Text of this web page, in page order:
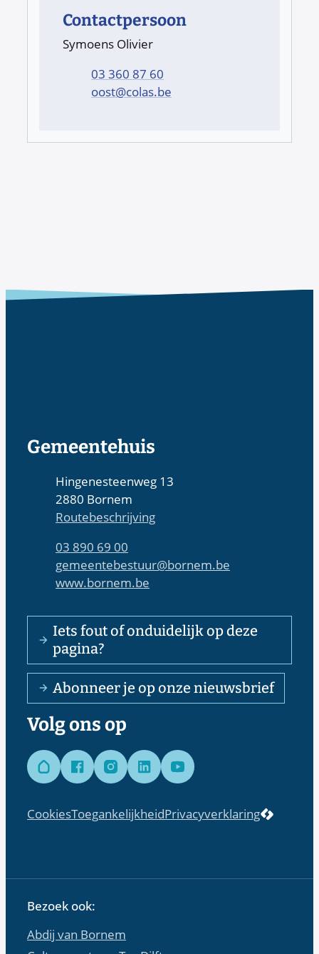
Contactpersoon
Symoens Olivier
03 360 87 60
E-mailoost@colas.be
Contact & openingsuren
Gemeentehuis
AdresHingenesteenweg 13
,2880 Bornem
Routebeschrijving
03 890 69 00
E-mailgemeentebestuur@bornem.be
Websitewww.bornem.be
Iets fout of onduidelijk op deze
pagina?
Abonneer je op onze nieuwsbrief
Volg ons op
HoplrFacebookInstagramLinkedInYouTube
CookiesToegankelijkheidPrivacyverklaring
Bezoek ook:
Abdij van Bornem